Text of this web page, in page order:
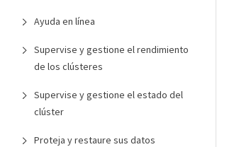
Ayuda en línea
Supervise y gestione el rendimiento
de los clústeres
Supervise y gestione el estado del
clúster
Proteja y restaure sus datos